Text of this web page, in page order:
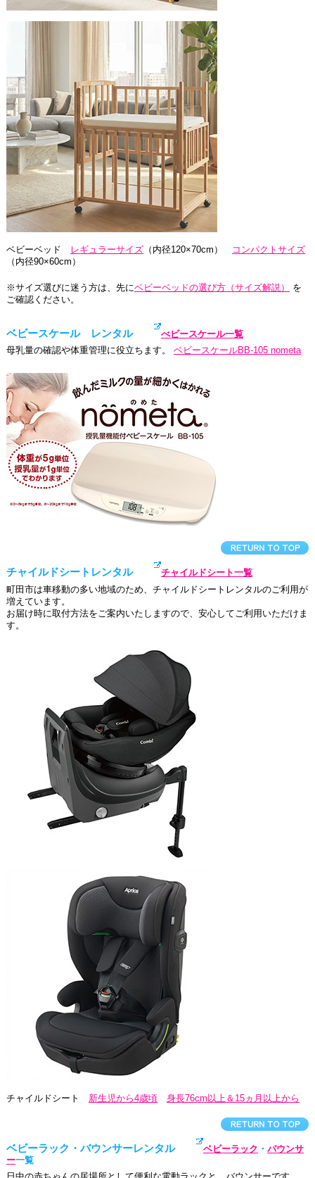
ベビーベッド レギュラーサイズ（内径120×70cm）
コンパクトサイズ
（内径90×60cm）
※サイズ選びに迷う方は、先にベビーベッドの選び方（サイズ解説）
を
ご確認ください。
ベビースケール レンタル
べビースケール一覧
母乳量の確認や体重管理に役立ちます。 ベビースケールBB-105 nometa
チャイルドシートレンタル
チャイルドシート一覧
町田市は車移動の多い地域のため、チャイルドシートレンタルのご利用が
増えています。
お届け時に取付方法をご案内いたしますので、安心してご利用いただけま
す。
チャイルドシート 新生児から4歳頃 身長76cm以上＆15ヵ月以上から
ベビーラック・バウンサーレンタル ベビーラック ・ バウンサ
ー一覧